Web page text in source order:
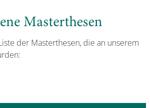
Masterthesen
der Masterthesen, die an unserem